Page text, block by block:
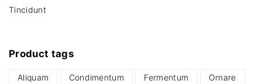
Tincidunt
Product tags
Aliquam Condimentum Fermentum
Ornare